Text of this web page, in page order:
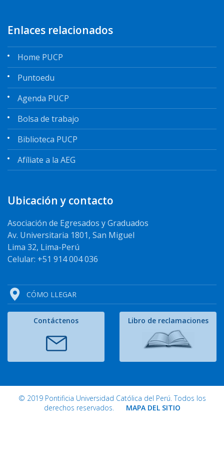
Enlaces relacionados
Home PUCP
Puntoedu
Agenda PUCP
Bolsa de trabajo
Biblioteca PUCP
Afíliate a la AEG
Ubicación y contacto
Asociación de Egresados y Graduados
Av. Universitaria 1801, San Miguel
Lima 32, Lima-Perú
Celular: +51 914 004 036
CÓMO LLEGAR
Contáctenos Libro de reclamaciones
© 2019 Pontificia Universidad Católica del Perú. Todos los
derechos reservados. MAPA DEL SITIO